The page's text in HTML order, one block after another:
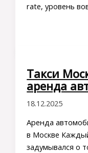
rate, уровень
Такси
аренда
18.12.2025
Аренда
в Москве
задумывался о